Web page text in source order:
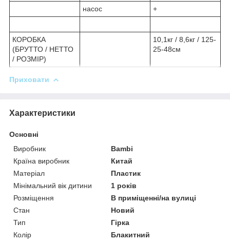
насос
+
КОРОБКА
(БРУТТО / НЕТТО
/ РОЗМІР)
10,1кг / 8,6кг / 125-
25-48см
Приховати
Характеристики
Основні
Виробник
Bambi
Країна виробник
Китай
Матеріал
Пластик
Мінімальний вік дитини
1 років
Розміщення
В приміщенні/на вулиці
Стан
Новий
Тип
Гірка
Колір
Блакитний